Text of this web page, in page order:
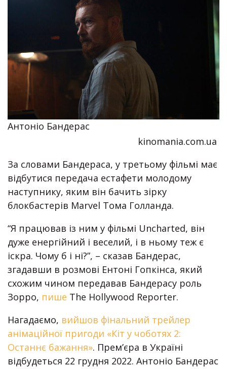
Антоніо Бандерас
kinomania.com.ua
За словами Бандераса, у третьому фільмі має
відбутися передача естафети молодому
наступнику, яким він бачить зірку
блокбастерів Marvel Тома Голланда.
“Я працював із ним у фільмі Uncharted, він
дуже енергійний і веселий, і в ньому теж є
іскра. Чому б і ні?”, – сказав Бандерас,
згадавши в розмові Ентоні Гопкінса, який
схожим чином передавав Бандерасу роль
Зорро, пише The Hollywood Reporter.
Нагадаємо, вийшов фінальний трейлер
анімаційної пригоди «Кіт у чоботях 2:
Останнє бажання». Прем’єра в Україні
відбудеться 22 грудня 2022. Антоніо Бандерас